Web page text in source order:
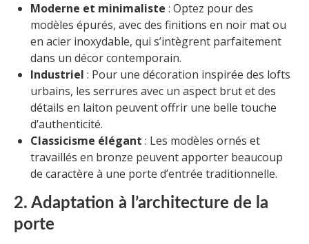
Moderne et minimaliste : Optez pour des
modèles épurés, avec des finitions en noir mat ou
en acier inoxydable, qui s’intègrent parfaitement
dans un décor contemporain.
Industriel : Pour une décoration inspirée des lofts
urbains, les serrures avec un aspect brut et des
détails en laiton peuvent offrir une belle touche
d’authenticité.
Classicisme élégant : Les modèles ornés et
travaillés en bronze peuvent apporter beaucoup
de caractère à une porte d’entrée traditionnelle.
2. Adaptation à l’architecture de la
porte